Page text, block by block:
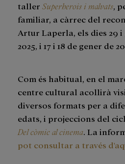
taller Superherois i malvats,
familiar, a càrrec del
Artur Laperla, els dies 29 i
2025, i 17 i 18 de gener de
Com és habitual, en el
centre cultural acollirà
diversos formats per a
edats, i projeccions del
Del còmic al cinema. La
pot consultar a través